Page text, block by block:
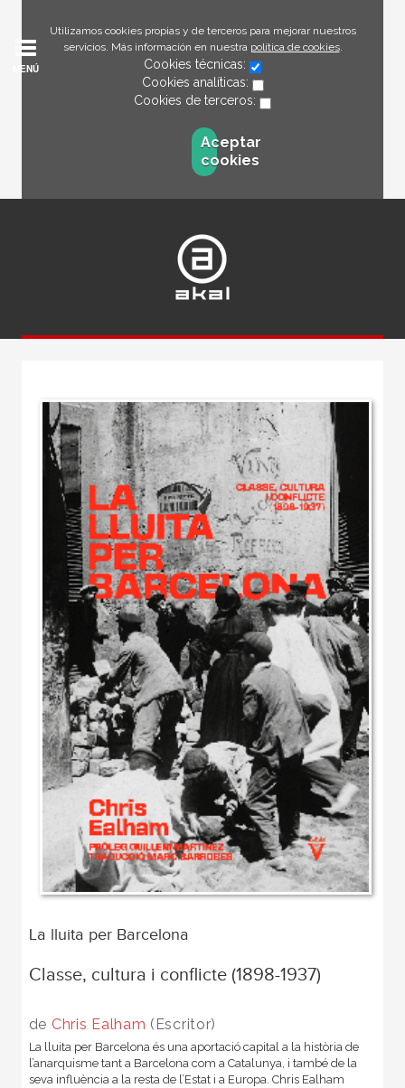
Utilizamos cookies propias y de terceros para mejorar nuestros
servicios. Más información en nuestra política de cookies.
Cookies técnicas:
Cookies analíticas:
Cookies de terceros:
Aceptar
cookies
MENÚ
La lluita per Barcelona
Classe, cultura i conflicte (1898-1937)
de Chris Ealham (Escritor)
La lluita per Barcelona és una aportació capital a la història de
l’anarquisme tant a Barcelona com a Catalunya, i també de la
seva influència a la resta de l’Estat i a Europa. Chris Ealham